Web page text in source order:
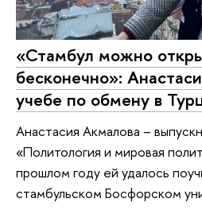
«Стамбул можно
бесконечно»:
учебе по обмену в
Анастасия Акмалова –
«Политология и мировая
прошлом году ей удалось
стамбульском Босфорском